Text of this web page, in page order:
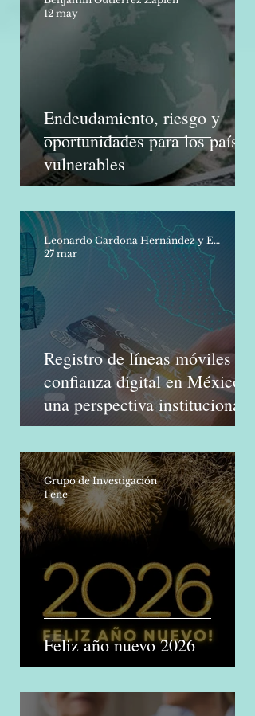
Endeudamiento, riesgo y
oportunidades para los países
vulnerables
Benjamín Gutiérrez Zapién
Registro de líneas móviles y
confianza digital en México:
una perspectiva institucional
Feliz año nuevo 2026
Grupo de Investigación
1 ene